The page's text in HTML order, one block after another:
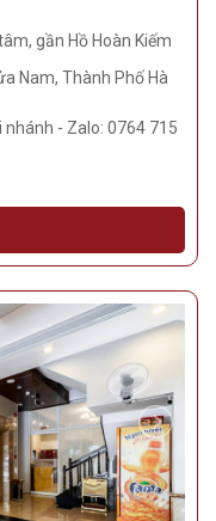
gần Hồ Hoàn Kiếm
Nam, Thành Phố Hà
- Zalo: 0764 715